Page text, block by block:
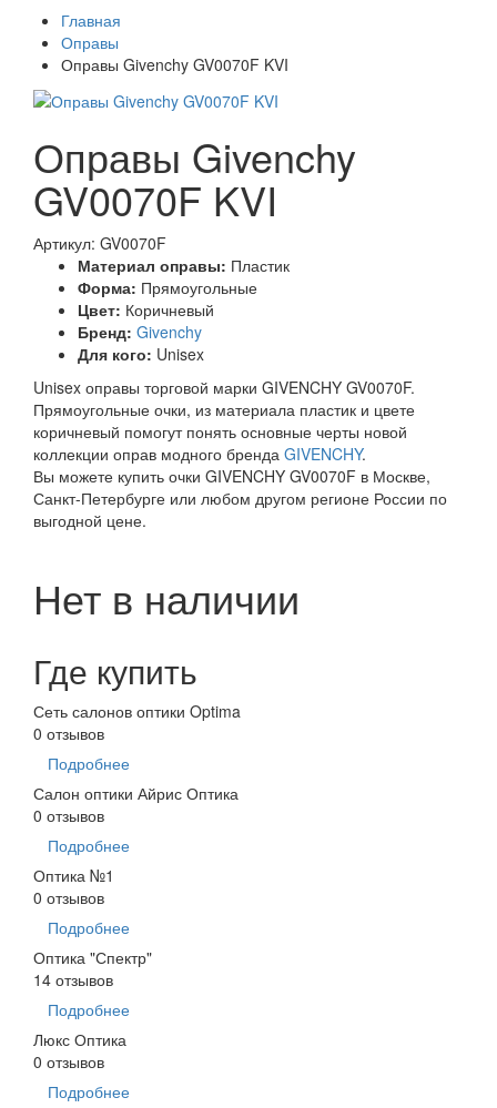
Главная
Оправы
Оправы Givenchy GV0070F KVI
Оправы Givenchy
GV0070F KVI
Артикул: GV0070F
Материал оправы: Пластик
Форма: Прямоугольные
Цвет: Коричневый
Бренд: Givenchy
Для кого: Unisex
Unisex оправы торговой марки GIVENCHY GV0070F.
Прямоугольные очки, из материала пластик и цвете
коричневый помогут понять основные черты новой
коллекции оправ модного бренда GIVENCHY.
Вы можете купить очки GIVENCHY GV0070F в Москве,
Санкт-Петербурге или любом другом регионе России по
выгодной цене.
Нет в наличии
Где купить
Сеть салонов оптики Optima
0 отзывов
Подробнее
Салон оптики Айрис Оптика
0 отзывов
Подробнее
Оптика №1
0 отзывов
Подробнее
Оптика "Спектр"
14 отзывов
Подробнее
Люкс Оптика
0 отзывов
Подробнее